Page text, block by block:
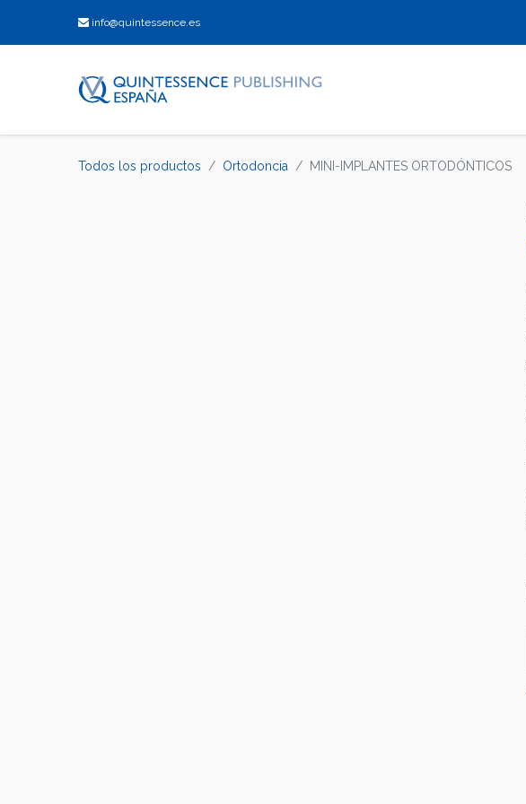
info@quintessence.es
Todos los productos Ortodoncia MINI-IMPLANTES ORTODÓNTICOS